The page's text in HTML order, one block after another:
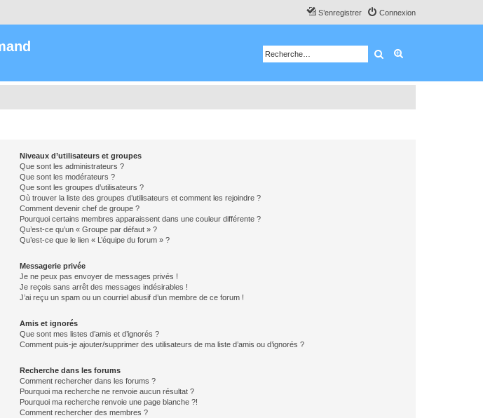
Connexion
S’enregistrer
Rechercher
Niveaux d’utilisateurs et groupes
Que sont les administrateurs ?
Que sont les modérateurs ?
Que sont les groupes d’utilisateurs ?
Où trouver la liste des groupes d’utilisateurs et comment les rejoindre ?
Comment devenir chef de groupe ?
Pourquoi certains membres apparaissent dans une couleur différente ?
Qu’est-ce qu’un « Groupe par défaut » ?
Qu’est-ce que le lien « L’équipe du forum » ?
Messagerie privée
Je ne peux pas envoyer de messages privés !
Je reçois sans arrêt des messages indésirables !
J’ai reçu un spam ou un courriel abusif d’un membre de ce forum !
Amis et ignorés
Que sont mes listes d’amis et d’ignorés ?
Comment puis-je ajouter/supprimer des utilisateurs de ma liste d’amis ou d’ignorés ?
Recherche dans les forums
Comment rechercher dans les forums ?
Pourquoi ma recherche ne renvoie aucun résultat ?
Pourquoi ma recherche renvoie une page blanche ?!
Comment rechercher des membres ?